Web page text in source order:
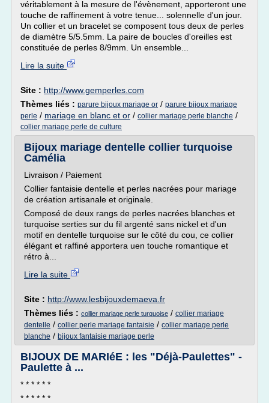
véritablement à la mesure de l'évènement, apporteront une
touche de raffinement à votre tenue... solennelle d'un jour.
Un collier et un bracelet se composent tous deux de perles
de diamètre 5/5.5mm. La paire de boucles d'oreilles est
constituée de perles 8/9mm. Un ensemble...
Lire la suite
Site : http://www.gemperles.com
Thèmes liés : parure bijoux mariage or / parure bijoux mariage
perle / mariage en blanc et or / collier mariage perle blanche /
collier mariage perle de culture
Bijoux mariage dentelle collier turquoise
Camélia
Livraison / Paiement
Collier fantaisie dentelle et perles nacrées pour mariage
de création artisanale et originale.
Composé de deux rangs de perles nacrées blanches et
turquoise serties sur du fil argenté sans nickel et d'un
motif en dentelle turquoise sur le côté du cou, ce collier
élégant et raffiné apportera uen touche romantique et
rétro à...
Lire la suite
Site : http://www.lesbijouxdemaeva.fr
Thèmes liés : collier mariage perle turquoise / collier mariage
dentelle / collier perle mariage fantaisie / collier mariage perle
blanche / bijoux fantaisie mariage perle
BIJOUX DE MARIéE : les "Déjà-Paulettes" -
Paulette à ...
* * * * * *
* * * * * *